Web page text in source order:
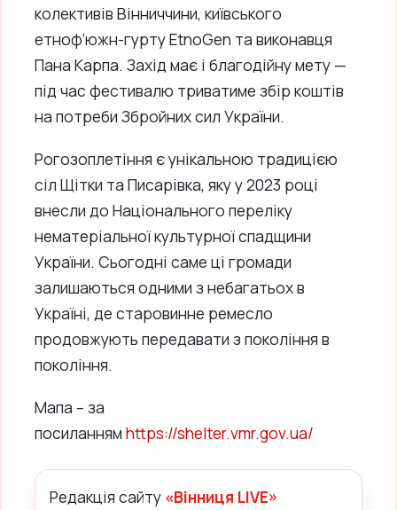
колективів Вінниччини, київського
етноф’южн-гурту EtnoGen та виконавця
Пана Карпа. Захід має і благодійну мету —
під час фестивалю триватиме збір коштів
на потреби Збройних сил України.
Рогозоплетіння є унікальною традицією
сіл Щітки та Писарівка, яку у 2023 році
внесли до Національного переліку
нематеріальної культурної спадщини
України. Сьогодні саме ці громади
залишаються одними з небагатьох в
Україні, де старовинне ремесло
продовжують передавати з покоління в
покоління.
Мапа – за
посиланням https://shelter.vmr.gov.ua/
Редакція сайту «Вінниця LIVE»